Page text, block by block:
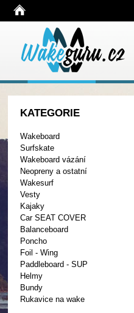
KATEGORIE
Wakeboard
Surfskate
Wakeboard vázání
Neopreny a ostatní
Wakesurf
Vesty
Kajaky
Car SEAT COVER
Balanceboard
Poncho
Foil - Wing
Paddleboard - SUP
Helmy
Bundy
Rukavice na wake